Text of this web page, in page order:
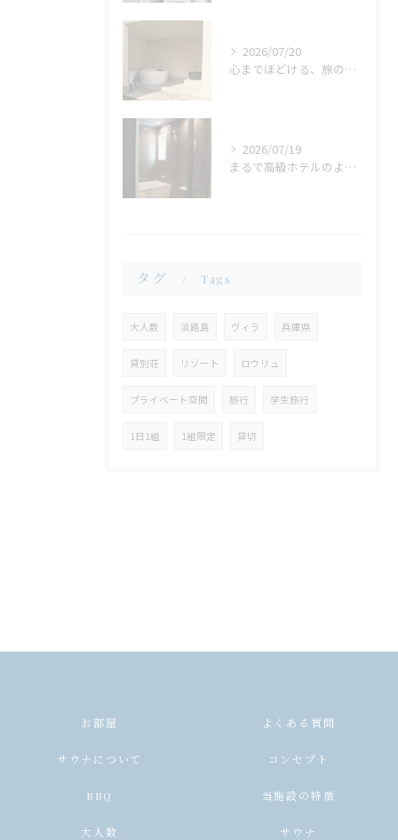
2026/07/20
心までほどける、旅の締めくくり。広々ジャグジーで味わう、ゆったりとしたリラックスタイム
2026/07/19
まるで高級ホテルのような非日常。ガラス張りのバスルームで味わう贅沢なひととき
タグ Tags
大人数 淡路島 ヴィラ 兵庫県
貸別荘 リゾート ロウリュ
プライベート空間 旅行 学生旅行
1日1組 1組限定 貸切
お部屋 よくある質問
サウナについて コンセプト
BBQ 当施設の特徴
大人数 サウナ